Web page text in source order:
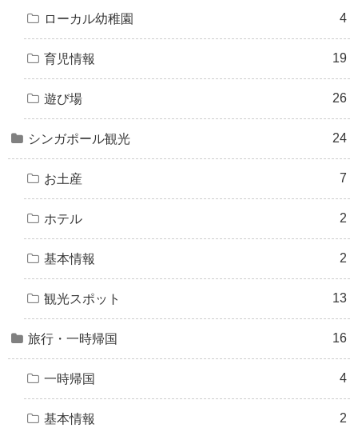
ローカル幼稚園 4
育児情報 19
遊び場 26
シンガポール観光 24
お土産 7
ホテル 2
基本情報 2
観光スポット 13
旅行・一時帰国 16
一時帰国 4
基本情報 2